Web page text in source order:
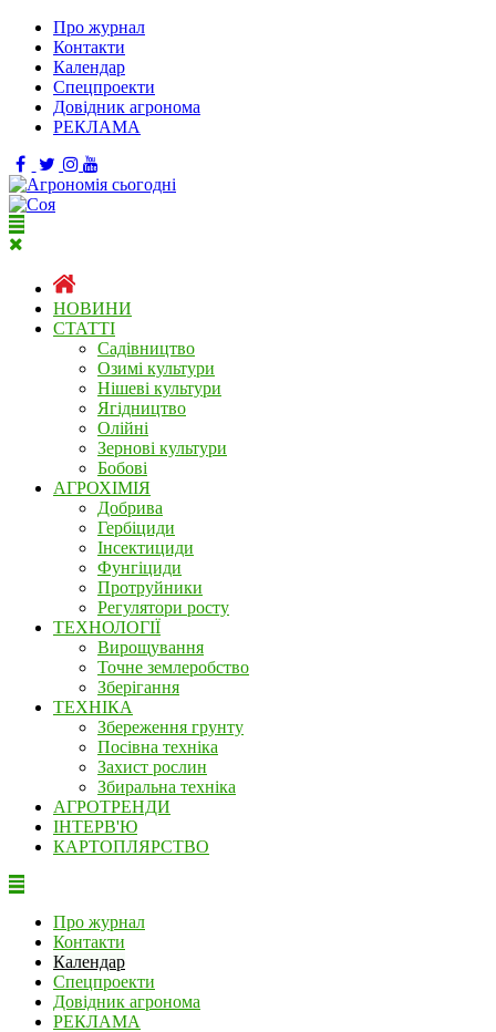
Про журнал
Контакти
Календар
Спецпроекти
Довідник агронома
РЕКЛАМА
НОВИНИ
СТАТТІ
Садівництво
Озимі культури
Нішеві культури
Ягідництво
Олійні
Зернові культури
Бобові
АГРОХІМІЯ
Добрива
Гербіциди
Інсектициди
Фунгіциди
Протруйники
Регулятори росту
ТЕХНОЛОГІЇ
Вирощування
Точне землеробство
Зберігання
ТЕХНІКА
Збереження грунту
Посівна техніка
Захист рослин
Збиральна техніка
АГРОТРЕНДИ
ІНТЕРВ'Ю
КАРТОПЛЯРСТВО
Про журнал
Контакти
Календар
Спецпроекти
Довідник агронома
РЕКЛАМА